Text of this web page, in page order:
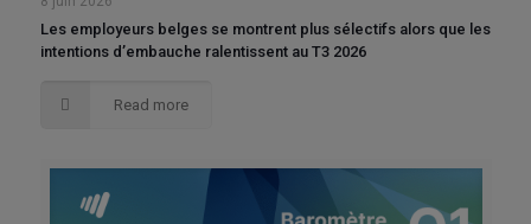
Les employeurs belges se montrent plus sélectifs alors que les
intentions d’embauche ralentissent au T3 2026
Read more